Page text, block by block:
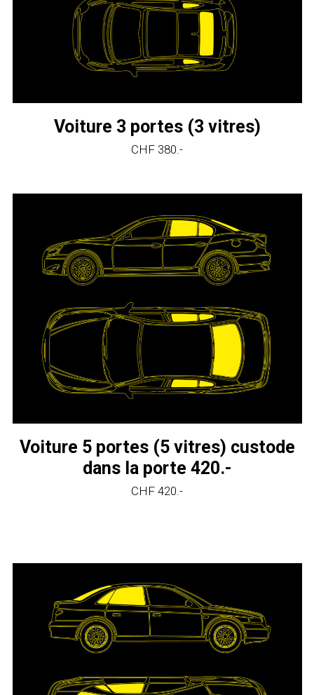
Voiture 3 portes (3 vitres)
CHF 380.-
Voiture 5 portes (5 vitres) custode
dans la porte 420.-
CHF 420.-